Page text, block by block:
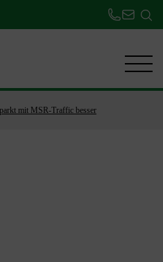
mit MSR-Traffic besser